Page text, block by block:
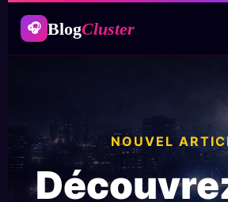
🎧 BlogCluster
NOUVEL